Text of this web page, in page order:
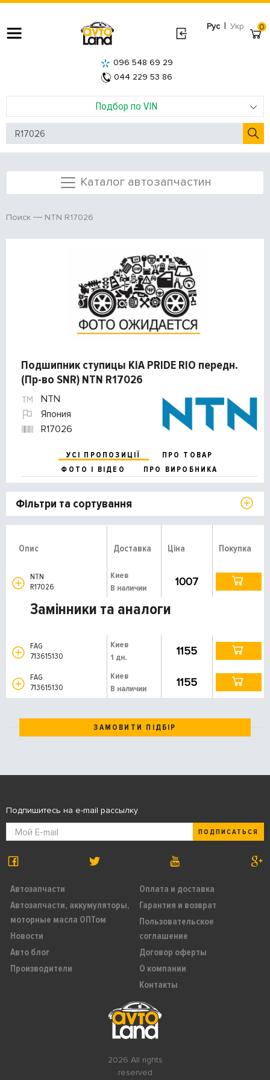
Рус | Укр
Подбор по VIN
096 548 69 29
044 229 53 86
0
Каталог автозапчастин
Поиск NTN R17026
Подшипник ступицы KIA PRIDE RIO передн.
(Пр-во SNR) NTN R17026
NTN
Япония
R17026
УСІ ПРОПОЗИЦІЇ
ПРО ТОВАР
ФОТО І ВІДЕО
ПРО ВИРОБНИКА
Фільтри та сортування
Опис Доставка Ціна Покупка
NTN
R17026
Киев
В наличии
1007
Замінники та аналоги
FAG
713615130
Киев
1 дн.
1155
FAG
713615130
Киев
В наличии
1155
ЗАМОВИТИ ПІДБІР
2026 All rights
reserved
Автозапчасти
Автозапчасти, аккумуляторы,
моторные масла ОПТом
Новости
Авто блог
Производители
Оплата и доставка
Гарантия и возврат
Пользовательское
соглашение
Договор оферты
О компании
Контакты
Подпишитесь на e-mail рассылку
ПОДПИСАТЬСЯ